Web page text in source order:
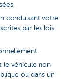
conduisant votre
par les lois
le véhicule non
ou dans un